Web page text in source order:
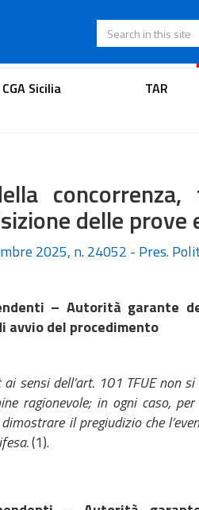
Search in this
portal
CGA Sicilia TAR
delle
2025, n. 24052 - Pres.
– Autorità garante
avvio del procedimento
sensi dell’art. 101 TFUE non
ragionevole; in ogni caso,
il pregiudizio che
(1).